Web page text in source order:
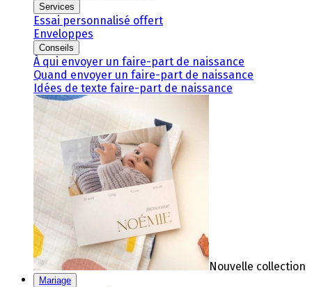
Services
Essai personnalisé offert
Enveloppes
Conseils
À qui envoyer un faire-part de naissance
Quand envoyer un faire-part de naissance
Idées de texte faire-part de naissance
Nouvelle collection
Mariage